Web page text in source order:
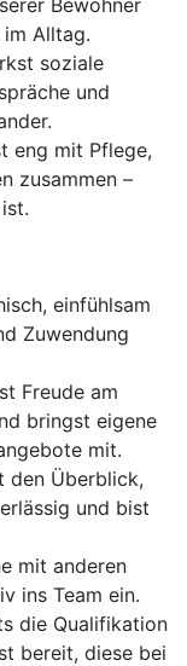
Bewohner
Alltag.
soziale
und
eng mit Pflege,
zusammen –
einfühlsam
Zuwendung
Freude am
bringst eigene
mit.
den Überblick,
und bist
mit anderen
ins Team ein.
die Qualifikation
bereit, diese bei